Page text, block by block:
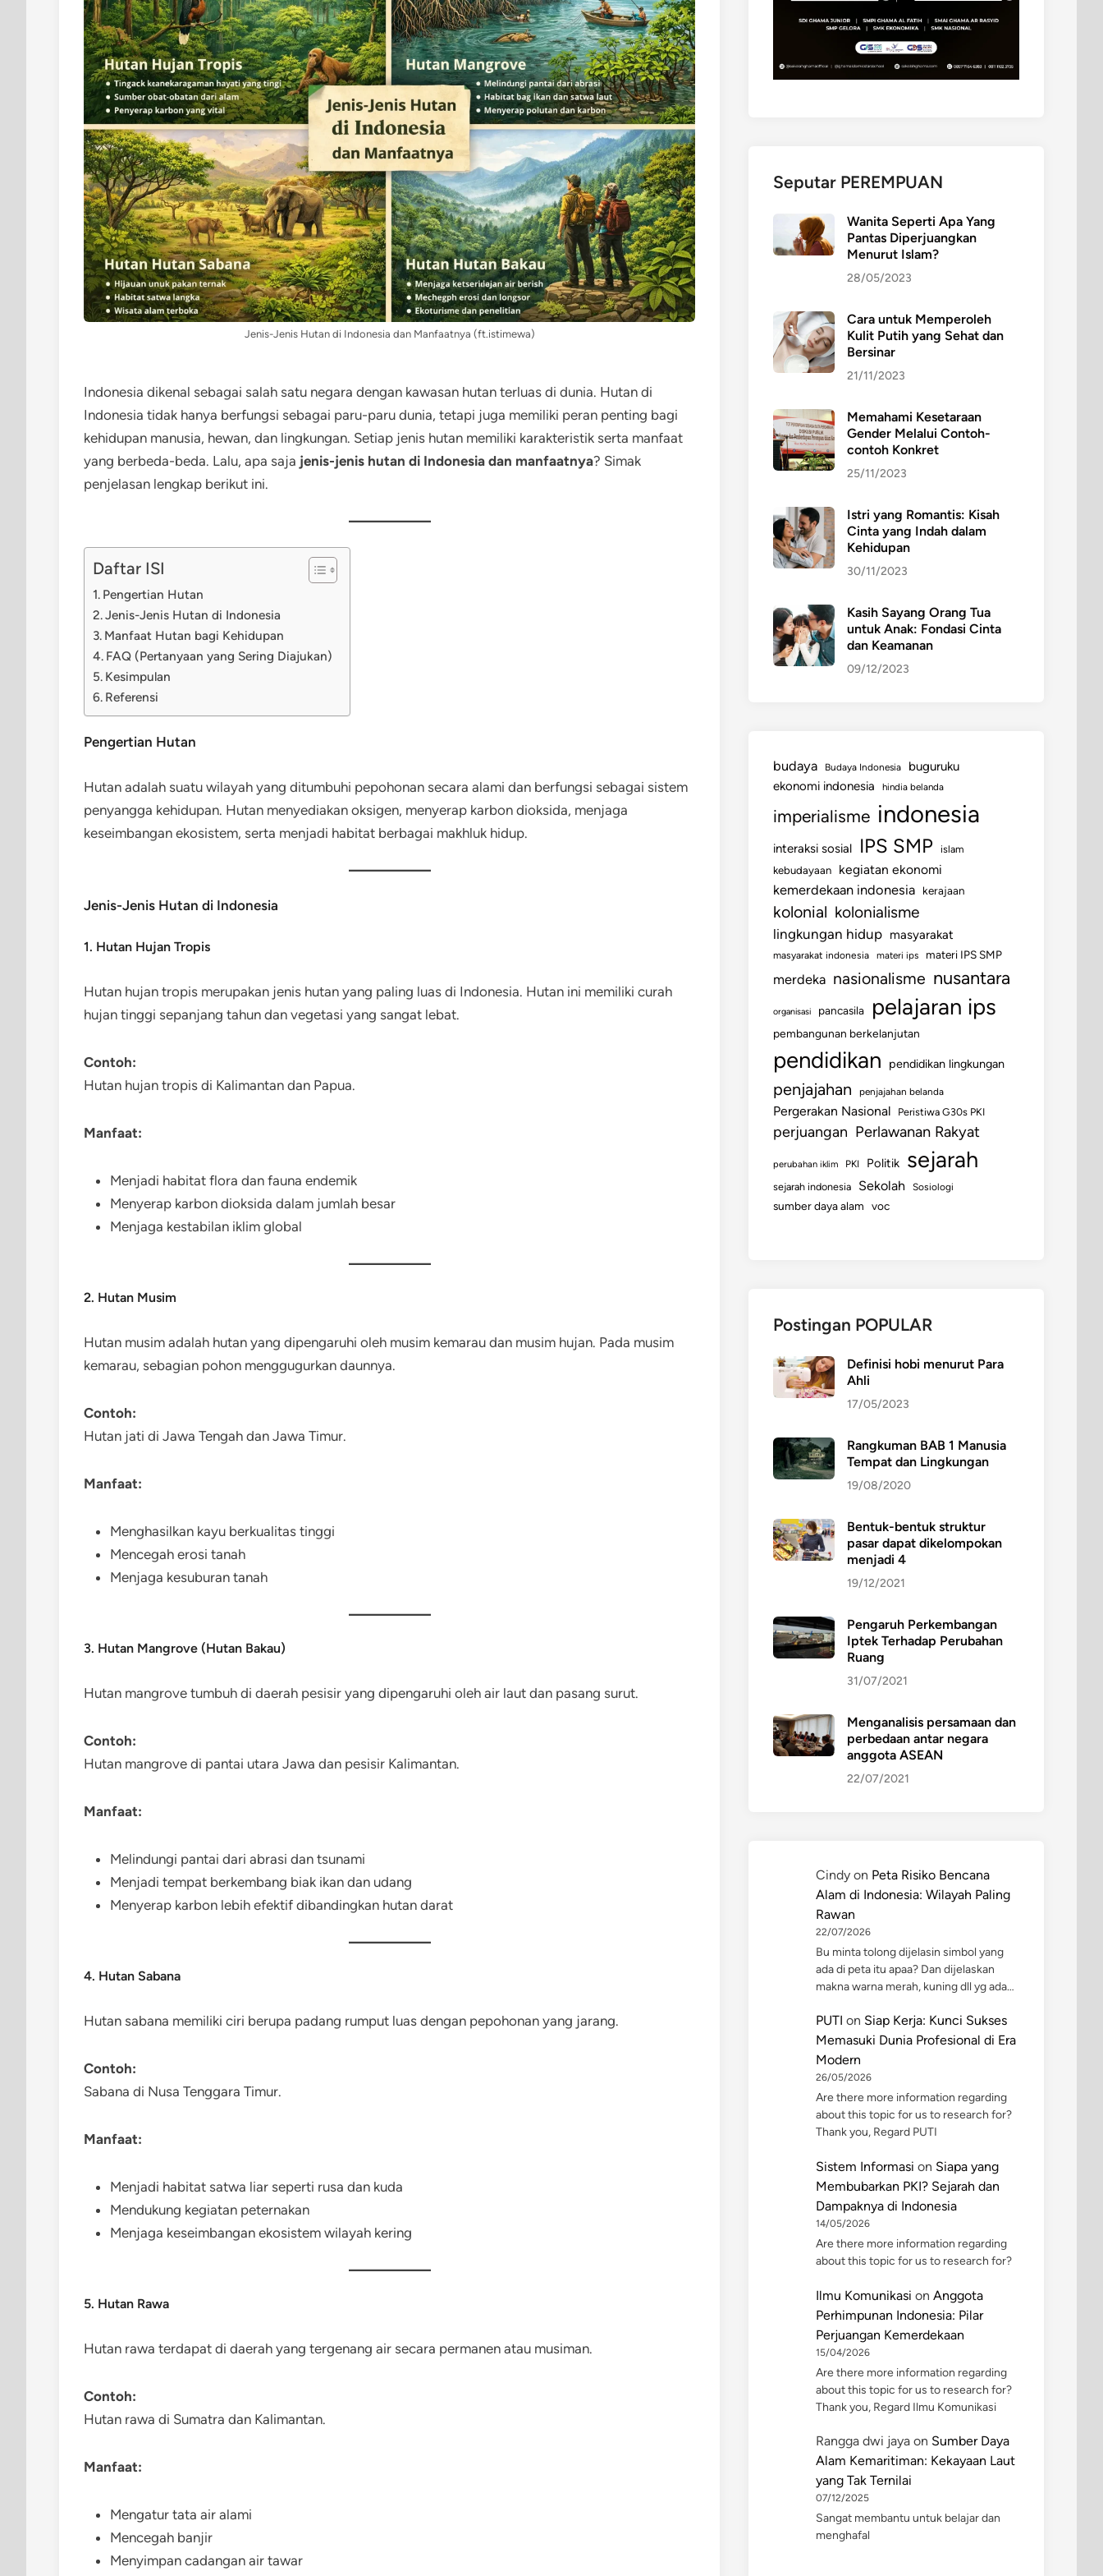
Jenis-Jenis Hutan di Indonesia dan Manfaatnya (ft.istimewa)
Indonesia dikenal sebagai salah satu negara dengan kawasan hutan terluas di dunia. Hutan di
Indonesia tidak hanya berfungsi sebagai paru-paru dunia, tetapi juga memiliki peran penting bagi
kehidupan manusia, hewan, dan lingkungan. Setiap jenis hutan memiliki karakteristik serta manfaat
yang berbeda-beda. Lalu, apa saja jenis-jenis hutan di Indonesia dan manfaatnya? Simak
penjelasan lengkap berikut ini.
Daftar ISI
Pengertian Hutan
Jenis-Jenis Hutan di Indonesia
Manfaat Hutan bagi Kehidupan
FAQ (Pertanyaan yang Sering Diajukan)
Kesimpulan
Referensi
Pengertian Hutan
Hutan adalah suatu wilayah yang ditumbuhi pepohonan secara alami dan berfungsi sebagai sistem
penyangga kehidupan. Hutan menyediakan oksigen, menyerap karbon dioksida, menjaga
keseimbangan ekosistem, serta menjadi habitat berbagai makhluk hidup.
Jenis-Jenis Hutan di Indonesia
1. Hutan Hujan Tropis
Hutan hujan tropis merupakan jenis hutan yang paling luas di Indonesia. Hutan ini memiliki curah
hujan tinggi sepanjang tahun dan vegetasi yang sangat lebat.
Contoh:
Hutan hujan tropis di Kalimantan dan Papua.
Manfaat:
Menjadi habitat flora dan fauna endemik
Menyerap karbon dioksida dalam jumlah besar
Menjaga kestabilan iklim global
2. Hutan Musim
Hutan musim adalah hutan yang dipengaruhi oleh musim kemarau dan musim hujan. Pada musim
kemarau, sebagian pohon menggugurkan daunnya.
Contoh:
Hutan jati di Jawa Tengah dan Jawa Timur.
Manfaat:
Menghasilkan kayu berkualitas tinggi
Mencegah erosi tanah
Menjaga kesuburan tanah
3. Hutan Mangrove (Hutan Bakau)
Hutan mangrove tumbuh di daerah pesisir yang dipengaruhi oleh air laut dan pasang surut.
Contoh:
Hutan mangrove di pantai utara Jawa dan pesisir Kalimantan.
Manfaat:
Melindungi pantai dari abrasi dan tsunami
Menjadi tempat berkembang biak ikan dan udang
Menyerap karbon lebih efektif dibandingkan hutan darat
4. Hutan Sabana
Hutan sabana memiliki ciri berupa padang rumput luas dengan pepohonan yang jarang.
Contoh:
Sabana di Nusa Tenggara Timur.
Manfaat:
Menjadi habitat satwa liar seperti rusa dan kuda
Mendukung kegiatan peternakan
Menjaga keseimbangan ekosistem wilayah kering
5. Hutan Rawa
Hutan rawa terdapat di daerah yang tergenang air secara permanen atau musiman.
Contoh:
Hutan rawa di Sumatra dan Kalimantan.
Manfaat:
Mengatur tata air alami
Mencegah banjir
Menyimpan cadangan air tawar
Seputar PEREMPUAN
Wanita Seperti Apa Yang
Pantas Diperjuangkan
Menurut Islam?
28/05/2023
Cara untuk Memperoleh
Kulit Putih yang Sehat dan
Bersinar
21/11/2023
Memahami Kesetaraan
Gender Melalui Contoh-
contoh Konkret
25/11/2023
Istri yang Romantis: Kisah
Cinta yang Indah dalam
Kehidupan
30/11/2023
Kasih Sayang Orang Tua
untuk Anak: Fondasi Cinta
dan Keamanan
09/12/2023
budaya Budaya Indonesia
buguruku
ekonomi indonesia
hindia belanda
imperialisme indonesia
interaksi sosial IPS SMP
islam
kebudayaan
kegiatan ekonomi
kemerdekaan indonesia kerajaan
kolonial kolonialisme
lingkungan hidup masyarakat
masyarakat indonesia materi ips materi IPS SMP
merdeka nasionalisme nusantara
organisasi pancasila pelajaran ips
pembangunan berkelanjutan
pendidikan pendidikan lingkungan
penjajahan penjajahan belanda
Pergerakan Nasional Peristiwa G30s PKI
perjuangan Perlawanan Rakyat
perubahan iklim PKI Politik sejarah
sejarah indonesia Sekolah Sosiologi
sumber daya alam voc
Postingan POPULAR
Definisi hobi menurut Para
Ahli
17/05/2023
Rangkuman BAB 1 Manusia
Tempat dan Lingkungan
19/08/2020
Bentuk-bentuk struktur
pasar dapat dikelompokan
menjadi 4
19/12/2021
Pengaruh Perkembangan
Iptek Terhadap Perubahan
Ruang
31/07/2021
Menganalisis persamaan dan
perbedaan antar negara
anggota ASEAN
22/07/2021
Cindy on Peta Risiko Bencana
Alam di Indonesia: Wilayah Paling
Rawan
22/07/2026
Bu minta tolong dijelasin simbol yang
ada di peta itu apaa? Dan dijelaskan
makna warna merah, kuning dll yg ada…
PUTI on Siap Kerja: Kunci Sukses
Memasuki Dunia Profesional di Era
Modern
26/05/2026
Are there more information regarding
about this topic for us to research for?
Thank you, Regard PUTI
Sistem Informasi on Siapa yang
Membubarkan PKI? Sejarah dan
Dampaknya di Indonesia
14/05/2026
Are there more information regarding
about this topic for us to research for?
Ilmu Komunikasi on Anggota
Perhimpunan Indonesia: Pilar
Perjuangan Kemerdekaan
15/04/2026
Are there more information regarding
about this topic for us to research for?
Thank you, Regard Ilmu Komunikasi
Rangga dwi jaya on Sumber Daya
Alam Kemaritiman: Kekayaan Laut
yang Tak Ternilai
07/12/2025
Sangat membantu untuk belajar dan
menghafal